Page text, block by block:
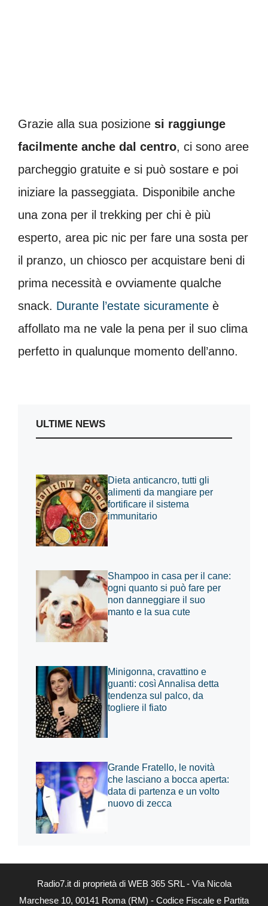
Grazie alla sua posizione si raggiunge
facilmente anche dal centro, ci sono aree
parcheggio gratuite e si può sostare e poi
iniziare la passeggiata. Disponibile anche
una zona per il trekking per chi è più
esperto, area pic nic per fare una sosta per
il pranzo, un chiosco per acquistare beni di
prima necessità e ovviamente qualche
snack. Durante l’estate sicuramente è
affollato ma ne vale la pena per il suo clima
perfetto in qualunque momento dell’anno.
ULTIME NEWS
Dieta anticancro, tutti gli
alimenti da mangiare per
fortificare il sistema
immunitario
Shampoo in casa per il cane:
ogni quanto si può fare per
non danneggiare il suo
manto e la sua cute
Minigonna, cravattino e
guanti: così Annalisa detta
tendenza sul palco, da
togliere il fiato
Grande Fratello, le novità
che lasciano a bocca aperta:
data di partenza e un volto
nuovo di zecca
Radio7.it di proprietà di WEB 365 SRL - Via Nicola
Marchese 10, 00141 Roma (RM) - Codice Fiscale e Partita